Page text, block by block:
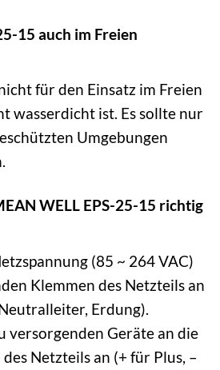
15 auch im Freien
für den Einsatz im Freien
wasserdicht ist. Es sollte nur
Umgebungen
WELL EPS-25-15 richtig
(85 ~ 264 VAC)
Klemmen des Netzteils an
Erdung).
versorgenden Geräte an die
Netzteils an (+ für Plus, –